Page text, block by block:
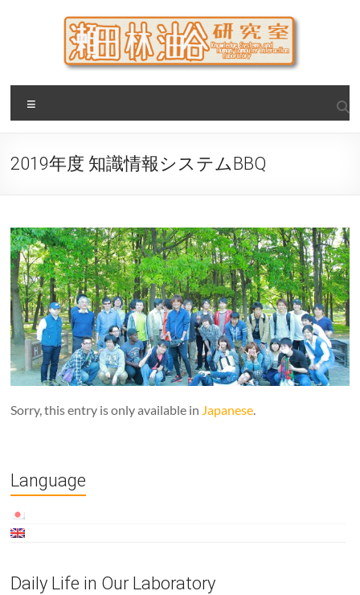
瀬田・林・油谷研究室
大阪公立大学 大学院 情報学研究科 学際情報学専攻 / 大阪府
立大学 理学部 情報数理科学科(大学院 理学系研究科 情報数理
2019年度 知識情報システムBBQ
Sorry, this entry is only available in Japanese
Language
Daily Life in Our Laboratory